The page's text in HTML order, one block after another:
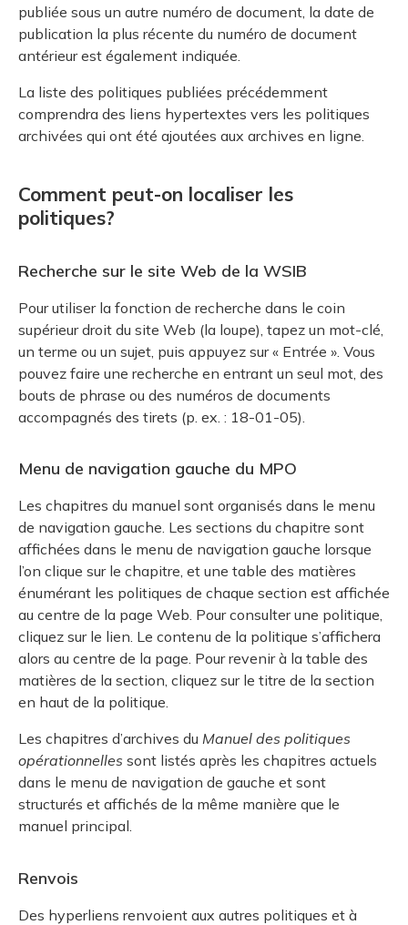
publiée sous un autre numéro de document, la date de
publication la plus récente du numéro de document
antérieur est également indiquée.
La liste des politiques publiées précédemment
comprendra des liens hypertextes vers les politiques
archivées qui ont été ajoutées aux archives en ligne.
Comment peut-on localiser les
politiques?
Recherche sur le site Web de la WSIB
Pour utiliser la fonction de recherche dans le coin
supérieur droit du site Web (la loupe), tapez un mot-clé,
un terme ou un sujet, puis appuyez sur « Entrée ». Vous
pouvez faire une recherche en entrant un seul mot, des
bouts de phrase ou des numéros de documents
accompagnés des tirets (p. ex. : 18-01-05).
Menu de navigation gauche du MPO
Les chapitres du manuel sont organisés dans le menu
de navigation gauche. Les sections du chapitre sont
affichées dans le menu de navigation gauche lorsque
l’on clique sur le chapitre, et une table des matières
énumérant les politiques de chaque section est affichée
au centre de la page Web. Pour consulter une politique,
cliquez sur le lien. Le contenu de la politique s’affichera
alors au centre de la page. Pour revenir à la table des
matières de la section, cliquez sur le titre de la section
en haut de la politique.
Les chapitres d’archives du Manuel des politiques
opérationnelles sont listés après les chapitres actuels
dans le menu de navigation de gauche et sont
structurés et affichés de la même manière que le
manuel principal.
Renvois
Des hyperliens renvoient aux autres politiques et à